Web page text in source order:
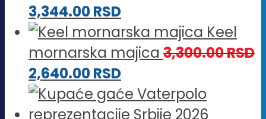
3,344.00RSD
Keel
mornarska majica 3,300.00RSD
2,640.00RSD